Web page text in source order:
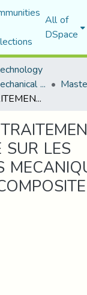
All of
DSpace
Department of Mechanical Engineering
L’EFFET DU TRAITEMENT THERMIQUE SUR LES PROPRIETES MECANIQUE D’UN MATERIAU COMPOSITE
LES